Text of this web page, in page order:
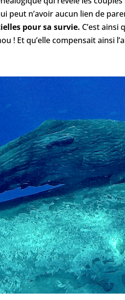
peut n’avoir aucun lien de
pour sa survie. C’est
! Et qu’elle compensait ainsi